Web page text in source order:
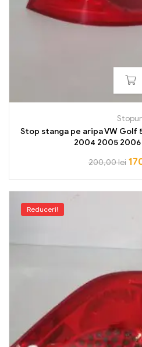
Stop stanga pe aripa VW Golf
2004 2005 2006
200,00lei
Reduceri!